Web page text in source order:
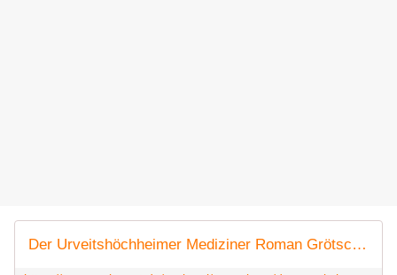
Der Urveitshöchheimer Mediziner Roman Grötsch feierte seinen 100. Geburtstag